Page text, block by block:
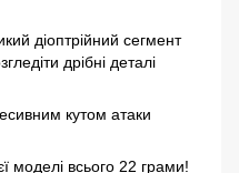
діоптрійний сегмент
дрібні деталі
кутом атаки
моделі всього 22 грами!